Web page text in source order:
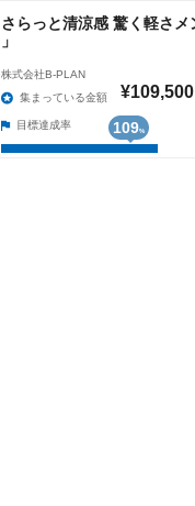
さらっと清涼感 驚く軽さ
」
株式会社B-PLAN
集まっている金額
¥109,500
目標達成率 109%